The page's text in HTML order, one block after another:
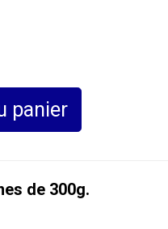
panier
de 300g.